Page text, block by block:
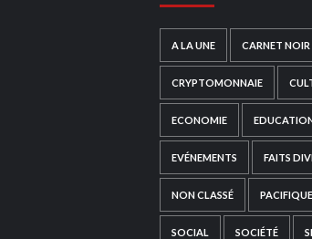
A LA UNE CARNET NOIR
CRYPTOMONNAIE
ECONOMIE
EVÉNEMENTS FAITS
NON CLASSÉ PACIFIQUE
SOCIAL SOCIÉTÉ